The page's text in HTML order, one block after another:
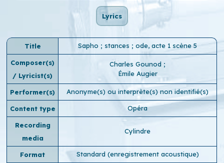
Lyrics
Title Sapho ; stances ; ode, acte 1 scène 5
Composer(s)
/ Lyricist(s)
Charles Gounod ;
Émile Augier
Performer(s) Anonyme(s) ou interprète(s) non identifié(s)
Content type Opéra
Recording
media
Cylindre
Format Standard (enregistrement acoustique)